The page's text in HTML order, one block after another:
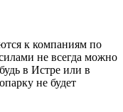
к компаниям по
не всегда можно
в Истре или в
не будет